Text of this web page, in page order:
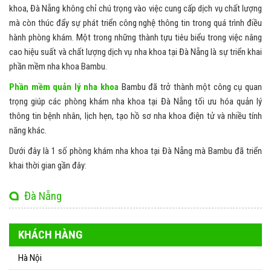
khoa, Đà Nẵng không chỉ chú trọng vào việc cung cấp dịch vụ chất lượng
mà còn thúc đẩy sự phát triển công nghệ thông tin trong quá trình điều
hành phòng khám. Một trong những thành tựu tiêu biểu trong việc nâng
cao hiệu suất và chất lượng dịch vụ nha khoa tại Đà Nẵng là sự triển khai
phần mềm nha khoa Bambu.
Phần mềm quản lý nha khoa Bambu đã trở thành một công cụ quan
trọng giúp các phòng khám nha khoa tại Đà Nẵng tối ưu hóa quản lý
thông tin bệnh nhân, lịch hẹn, tạo hồ sơ nha khoa điện tử và nhiều tính
năng khác.
Dưới đây là 1 số phòng khám nha khoa tại Đà Nẵng mà Bambu đã triển
khai thời gian gần đây:
Đà Nẵng
KHÁCH HÀNG
Hà Nội